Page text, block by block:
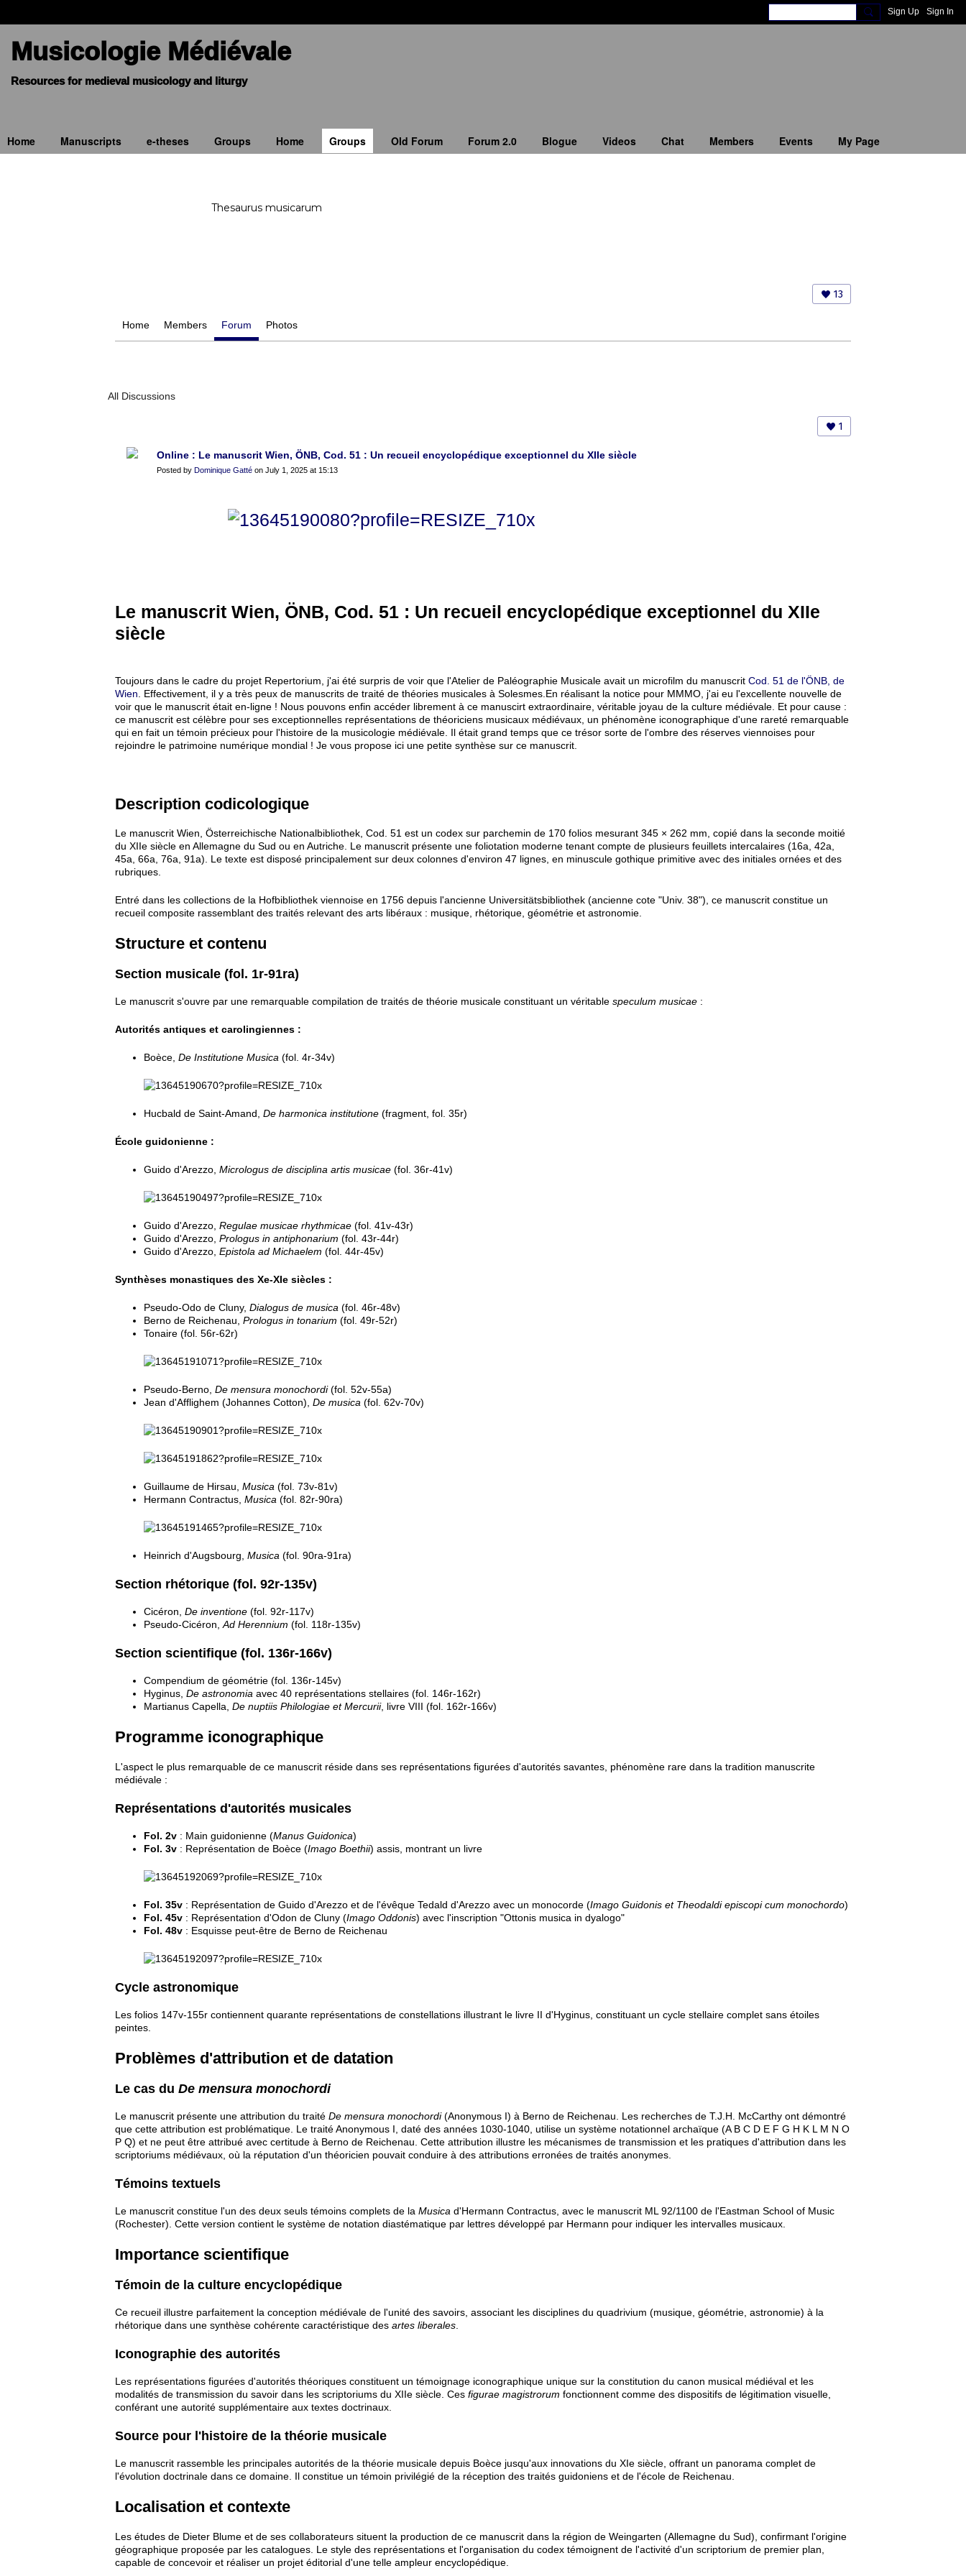
Sign Up Sign In
Musicologie Médiévale
Home Manuscripts e-theses Groups Home Groups Old Forum Forum 2.0 Blogue Videos Chat Members Events My Page
Thesaurus musicarum
13
Home Members Forum Photos
All Discussions
1
Online : Le manuscrit Wien, ÖNB, Cod. 51 : Un recueil encyclopédique exceptionnel du XIIe siècle
Posted by Dominique Gatté on July 1, 2025 at 15:13
Le manuscrit Wien, ÖNB, Cod. 51 : Un recueil encyclopédique exceptionnel du XIIe
siècle
Toujours dans le cadre du projet Repertorium, j'ai été surpris de voir que l'Atelier de Paléographie Musicale avait un microfilm du manuscrit Cod. 51 de l'ÖNB, de
Wien . Effectivement, il y a très peux de manuscrits de traité de théories musicales à Solesmes.En réalisant la notice pour MMMO, j'ai eu l'excellente nouvelle de
voir que le manuscrit était en-ligne ! Nous pouvons enfin accéder librement à ce manuscirt extraordinaire, véritable joyau de la culture médiévale. Et pour cause :
ce manuscrit est célèbre pour ses exceptionnelles représentations de théoriciens musicaux médiévaux, un phénomène iconographique d'une rareté remarquable
qui en fait un témoin précieux pour l'histoire de la musicologie médiévale. Il était grand temps que ce trésor sorte de l'ombre des réserves viennoises pour
rejoindre le patrimoine numérique mondial ! Je vous propose ici une petite synthèse sur ce manuscrit.
Description codicologique
Le manuscrit Wien, Österreichische Nationalbibliothek, Cod. 51 est un codex sur parchemin de 170 folios mesurant 345 × 262 mm, copié dans la seconde moitié
du XIIe siècle en Allemagne du Sud ou en Autriche. Le manuscrit présente une foliotation moderne tenant compte de plusieurs feuillets intercalaires (16a, 42a,
45a, 66a, 76a, 91a). Le texte est disposé principalement sur deux colonnes d'environ 47 lignes, en minuscule gothique primitive avec des initiales ornées et des
rubriques.
Entré dans les collections de la Hofbibliothek viennoise en 1756 depuis l'ancienne Universitätsbibliothek (ancienne cote "Univ. 38"), ce manuscrit constitue un
recueil composite rassemblant des traités relevant des arts libéraux : musique, rhétorique, géométrie et astronomie.
Structure et contenu
Section musicale (fol. 1r-91ra)
Le manuscrit s'ouvre par une remarquable compilation de traités de théorie musicale constituant un véritable speculum musicae :
Autorités antiques et carolingiennes :
Boèce, De Institutione Musica (fol. 4r-34v)
Hucbald de Saint-Amand, De harmonica institutione (fragment, fol. 35r)
École guidonienne :
Guido d'Arezzo, Micrologus de disciplina artis musicae (fol. 36r-41v)
Guido d'Arezzo, Regulae musicae rhythmicae (fol. 41v-43r)
Guido d'Arezzo, Prologus in antiphonarium (fol. 43r-44r)
Guido d'Arezzo, Epistola ad Michaelem (fol. 44r-45v)
Synthèses monastiques des Xe-XIe siècles :
Pseudo-Odo de Cluny, Dialogus de musica (fol. 46r-48v)
Berno de Reichenau, Prologus in tonarium (fol. 49r-52r)
Tonaire (fol. 56r-62r)
Pseudo-Berno, De mensura monochordi(fol. 52v-55a)
Jean d'Afflighem (Johannes Cotton), De musica (fol. 62v-70v)
Guillaume de Hirsau, Musica (fol. 73v-81v)
Hermann Contractus, Musica (fol. 82r-90ra)
Heinrich d'Augsbourg, Musica (fol. 90ra-91ra)
Section rhétorique (fol. 92r-135v)
Cicéron, De inventione (fol. 92r-117v)
Pseudo-Cicéron,Ad Herennium (fol. 118r-135v)
Section scientifique (fol. 136r-166v)
Compendium de géométrie (fol. 136r-145v)
Hyginus, De astronomia avec 40 représentations stellaires (fol. 146r-162r)
Martianus Capella, De nuptiis Philologiae et Mercurii, livre VIII (fol. 162r-166v)
Programme iconographique
L'aspect le plus remarquable de ce manuscrit réside dans ses représentations figurées d'autorités savantes, phénomène rare dans la tradition manuscrite
médiévale :
Représentations d'autorités musicales
Fol. 2v : Main guidonienne (Manus Guidonica)
Fol. 3v : Représentation de Boèce (Imago Boethii) assis, montrant un livre
Fol. 35v : Représentation de Guido d'Arezzo et de l'évêque Tedald d'Arezzo avec un monocorde (Imago Guidonis et Theodaldi episcopi cum monochordo)
Fol. 45v : Représentation d'Odon de Cluny (Imago Oddonis) avec l'inscription "Ottonis musica in dyalogo"
Fol. 48v : Esquisse peut-être de Berno de Reichenau
Cycle astronomique
Les folios 147v-155r contiennent quarante représentations de constellations illustrant le livre II d'Hyginus, constituant un cycle stellaire complet sans étoiles
peintes.
Problèmes d'attribution et de datation
Le cas du De mensura monochordi
Le manuscrit présente une attribution du traité De mensura monochordi(Anonymous I) à Berno de Reichenau. Les recherches de T.J.H. McCarthy ont démontré
que cette attribution est problématique. Le traité Anonymous I, daté des années 1030-1040, utilise un système notationnel archaïque (A B C D E F G H K L M N O
P Q) et ne peut être attribué avec certitude à Berno de Reichenau. Cette attribution illustre les mécanismes de transmission et les pratiques d'attribution dans les
scriptoriums médiévaux, où la réputation d'un théoricien pouvait conduire à des attributions erronées de traités anonymes.
Témoins textuels
Le manuscrit constitue l'un des deux seuls témoins complets de la Musica d'Hermann Contractus, avec le manuscrit ML 92/1100 de l'Eastman School of Music
(Rochester). Cette version contient le système de notation diastématique par lettres développé par Hermann pour indiquer les intervalles musicaux.
Importance scientifique
Témoin de la culture encyclopédique
Ce recueil illustre parfaitement la conception médiévale de l'unité des savoirs, associant les disciplines du quadrivium (musique, géométrie, astronomie) à la
rhétorique dans une synthèse cohérente caractéristique des artes liberales
Iconographie des autorités
Les représentations figurées d'autorités théoriques constituent un témoignage iconographique unique sur la constitution du canon musical médiéval et les
modalités de transmission du savoir dans les scriptoriums du XIIe siècle. Ces figurae magistrorum fonctionnent comme des dispositifs de légitimation visuelle,
conférant une autorité supplémentaire aux textes doctrinaux.
Source pour l'histoire de la théorie musicale
Le manuscrit rassemble les principales autorités de la théorie musicale depuis Boèce jusqu'aux innovations du XIe siècle, offrant un panorama complet de
l'évolution doctrinale dans ce domaine. Il constitue un témoin privilégié de la réception des traités guidoniens et de l'école de Reichenau.
Localisation et contexte
Les études de Dieter Blume et de ses collaborateurs situent la production de ce manuscrit dans la région de Weingarten (Allemagne du Sud), confirmant l'origine
géographique proposée par les catalogues. Le style des représentations et l'organisation du codex témoignent de l'activité d'un scriptorium de premier plan,
capable de concevoir et réaliser un projet éditorial d'une telle ampleur encyclopédique.